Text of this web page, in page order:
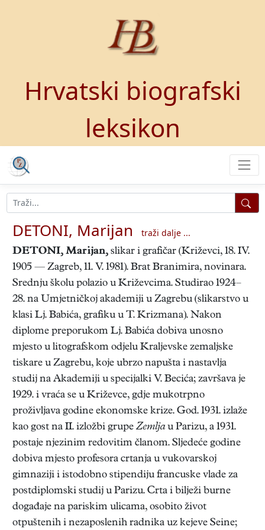
Hrvatski biografski
leksikon
DETONI, Marijan
traži dalje ...
DETONI, Marijan, slikar i grafičar (Križevci, 18. IV.
1905 — Zagreb, 11. V. 1981). Brat Branimira, novinara.
Srednju školu polazio u Križevcima. Studirao 1924–
28. na Umjetničkoj akademiji u Zagrebu (slikarstvo u
klasi Lj. Babića, grafiku u T. Krizmana). Nakon
diplome preporukom Lj. Babića dobiva unosno
mjesto u litografskom odjelu Kraljevske zemaljske
tiskare u Zagrebu, koje ubrzo napušta i nastavlja
studij na Akademiji u specijalki V. Becića; završava je
1929. i vraća se u Križevce, gdje mukotrpno
proživljava godine ekonomske krize. God. 1931. izlaže
kao gost na II. izložbi grupe Zemljau Parizu, a 1931.
postaje njezinim redovitim članom. Sljedeće godine
dobiva mjesto profesora crtanja u vukovarskoj
gimnaziji i istodobno stipendiju francuske vlade za
postdiplomski studij u Parizu. Crta i bilježi burne
događaje na pariskim ulicama, osobito život
otpuštenih i nezaposlenih radnika uz kejeve Seine;